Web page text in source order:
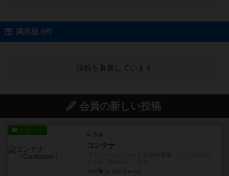
掲示板 0件
投稿を募集しています
会員の新しい投稿
レビュー
充実
コンテナ
34分前